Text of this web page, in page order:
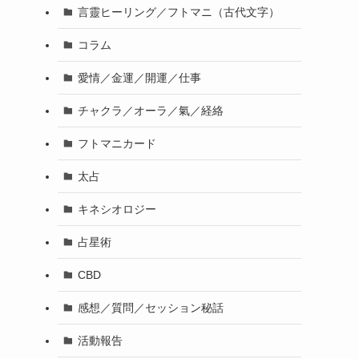
言靈ヒーリング／フトマニ（古代文字）
コラム
愛情／金運／開運／仕事
チャクラ／オーラ／氣／経絡
フトマニカード
太占
キネシオロジー
占星術
CBD
感想／質問／セッション秘話
活動報告